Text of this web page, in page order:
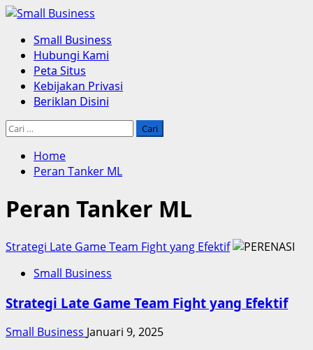
Skip
content
Primary
Menu
Small Business
Hubungi Kami
Peta Situs
Kebijakan Privasi
Beriklan Disini
Cari
Home
Peran Tanker ML
Peran Tanker ML
Strategi Late Game Team Fight yang Efektif
Small Business
Strategi Late Game Team Fight yang Efektif
Small Business Januari 9, 2025